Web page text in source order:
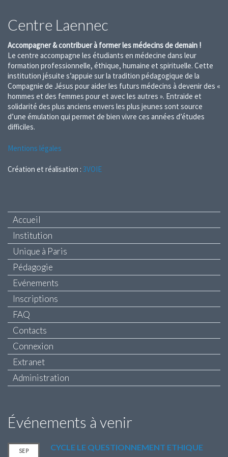
Centre Laennec
Accompagner & contribuer à former les médecins de demain !
Le centre accompagne les étudiants en médecine dans leur
formation professionnelle, éthique, humaine et spirituelle. Cette
institution jésuite s’appuie sur la tradition pédagogique de la
Compagnie de Jésus pour aider les futurs médecins à devenir des «
hommes et des femmes pour et avec les autres ». Entraide et
solidarité des plus anciens envers les plus jeunes sont source
d’une émulation qui permet de bien vivre ces années d’études
difficiles.
Mentions légales
Création et réalisation : 3VOIE
Accueil
Institution
Unique à Paris
Pédagogie
Evénements
Inscriptions
FAQ
Contacts
Connexion
Extranet
Administration
Événements à venir
SEP CYCLE LE QUESTIONNEMENT ETHIQUE